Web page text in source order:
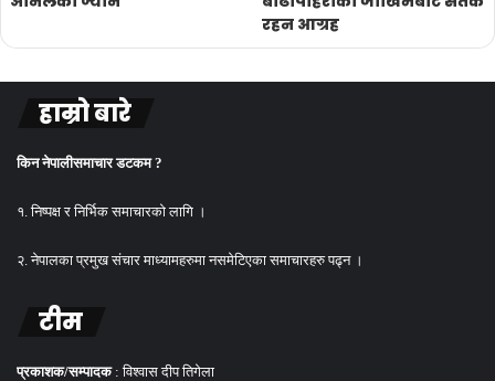
रहन आग्रह
हाम्रो बारे
किन नेपालीसमाचार डटकम ?
१. निष्पक्ष र निर्भिक समाचारको लागि ।
२. नेपालका प्रमुख संचार माध्यामहरुमा नसमेटिएका समाचारहरु पढ्न ।
टीम
प्रकाशक/सम्पादक : विश्वास दीप तिगेला